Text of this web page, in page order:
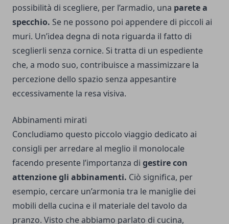
possibilità di scegliere, per l’armadio, una parete a
specchio. Se ne possono poi appendere di piccoli ai
muri. Un’idea degna di nota riguarda il fatto di
sceglierli senza cornice. Si tratta di un espediente
che, a modo suo, contribuisce a massimizzare la
percezione dello spazio senza appesantire
eccessivamente la resa visiva.
Abbinamenti mirati
Concludiamo questo piccolo viaggio dedicato ai
consigli per arredare al meglio il monolocale
facendo presente l’importanza di gestire con
attenzione gli abbinamenti. Ciò significa, per
esempio, cercare un’armonia tra le maniglie dei
mobili della cucina e il materiale del tavolo da
pranzo. Visto che abbiamo parlato di cucina,